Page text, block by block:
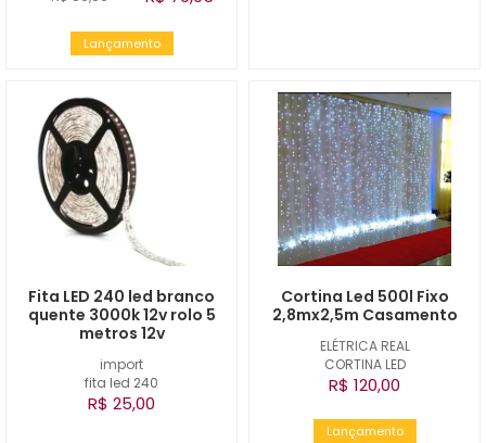
Lançamento
import
fita led 240
Fita LED 240 led branco
quente 3000k 12v rolo 5
metros 12v
R$ 25,00
ELÉTRICA REAL
CORTINA LED
Cortina Led 500l Fixo
2,8mx2,5m Casamento
R$ 120,00
Lançamento